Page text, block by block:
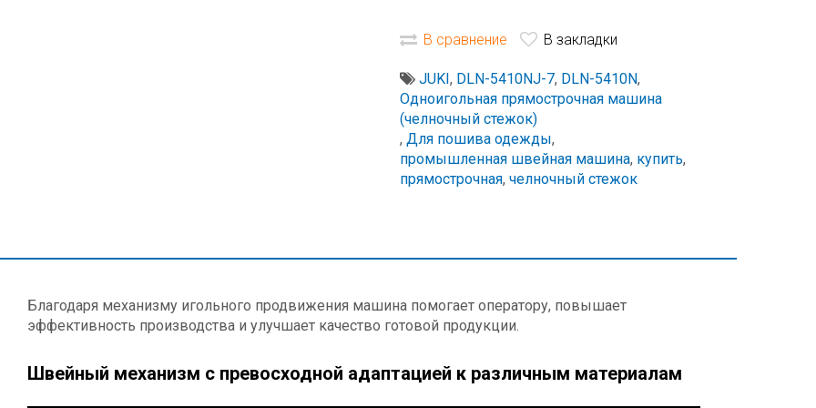
В сравнение В закладки
JUKI, DLN-5410NJ-7, DLN-5410N,
Одноигольная прямострочная машина
(челночный стежок)
, Для пошива одежды,
промышленная швейная машина, купить,
прямострочная, челночный стежок
Благодаря механизму игольного продвижения машина помогает оператору, повышает
эффективность производства и улучшает качество готовой продукции.
Швейный механизм с превосходной адаптацией к различным материалам